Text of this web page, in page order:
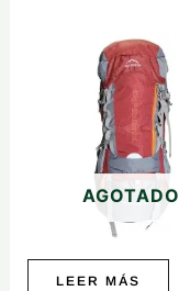
AGOTADO
LEER MÁS